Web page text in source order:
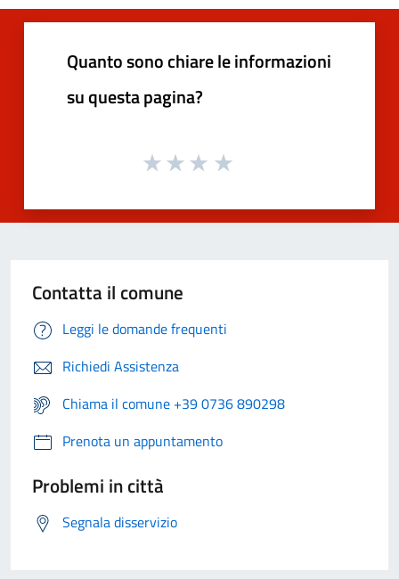
Quanto sono chiare le informazioni
su questa pagina?
Contatta il comune
Leggi le domande frequenti
Richiedi Assistenza
Chiama il comune +39 0736 890298
Prenota un appuntamento
Problemi in città
Segnala disservizio